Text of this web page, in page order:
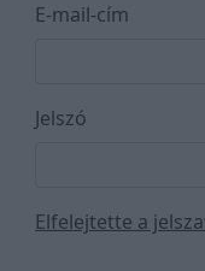
E-mail-cím
Jelszó
Elfelejtette a